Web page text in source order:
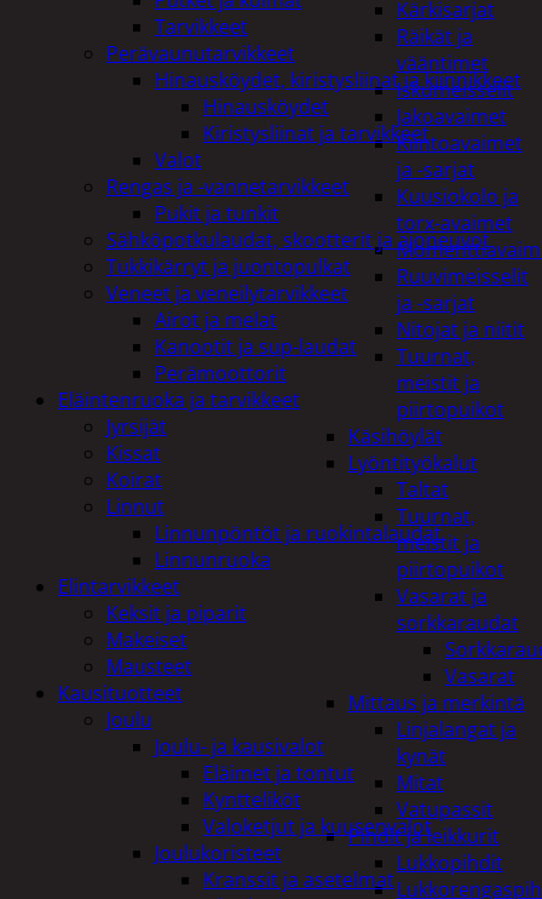
Kärkisarjat
Räikät ja
vääntimet
Iskumeisselit
Jakoavaimet
Kiintoavaimet
ja -sarjat
Kuusiokolo ja
torx-avaimet
Ruuvimeisselit
ja -sarjat
Nitojat ja niitit
Tuurnat,
meistit ja
piirtopuikot
Käsihöylät
Lyöntityökalut
Taltat
Tuurnat,
meistit ja
piirtopuikot
Vasarat ja
sorkkaraudat
Vasarat
Mittaus ja merkintä
Linjalangat ja
kynät
Mitat
Vatupassit
Pihdit ja leikkurit
Lukkopihdit
Tarvikkeet
Perävaunutarvikkeet
Hinausköydet, kiristysliinat ja kiinnikkeet
Hinausköydet
Kiristysliinat ja tarvikkeet
Valot
Rengas ja -vannetarvikkeet
Pukit ja tunkit
Sähköpotkulaudat, skootterit ja ajoneuvot
Tukkikärryt ja juontopulkat
Veneet ja veneilytarvikkeet
Airot ja melat
Kanootit ja sup-laudat
Perämoottorit
Eläintenruoka ja tarvikkeet
Jyrsijät
Kissat
Koirat
Linnut
Linnunpöntöt ja ruokintalaudat
Linnunruoka
Elintarvikkeet
Keksit ja piparit
Makeiset
Mausteet
Kausituotteet
Joulu
Joulu- ja kausivalot
Eläimet ja tontut
Kyntteliköt
Valoketjut ja kuusenvalot
Joulukoristeet
Kranssit ja asetelmat